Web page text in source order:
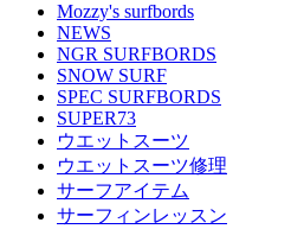
Mozzy's surfbords
NEWS
NGR SURFBORDS
SNOW SURF
SPEC SURFBORDS
SUPER73
ウエットスーツ
ウエットスーツ修理
サーフアイテム
サーフィンレッスン